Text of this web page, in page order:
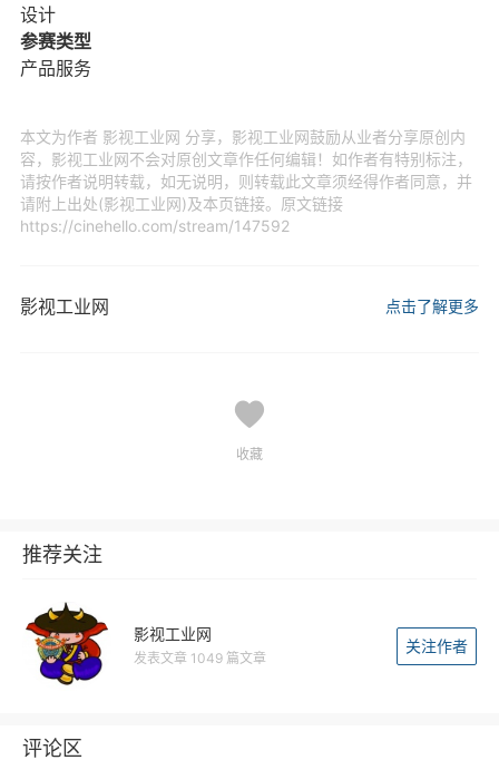
设计
参赛类型
产品服务
本文为作者 影视工业网 分享，影视工业网鼓励从业者分享原创内
容，影视工业网不会对原创文章作任何编辑！如作者有特别标注，
请按作者说明转载，如无说明，则转载此文章须经得作者同意，并
请附上出处(影视工业网)及本页链接。原文链接
https://cinehello.com/stream/147592
影视工业网 点击了解更多
收藏
推荐关注
影视工业网
发表文章 1049 篇文章
关注作者
评论区